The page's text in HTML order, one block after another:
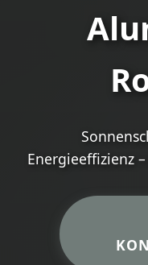
Energieeffizienz